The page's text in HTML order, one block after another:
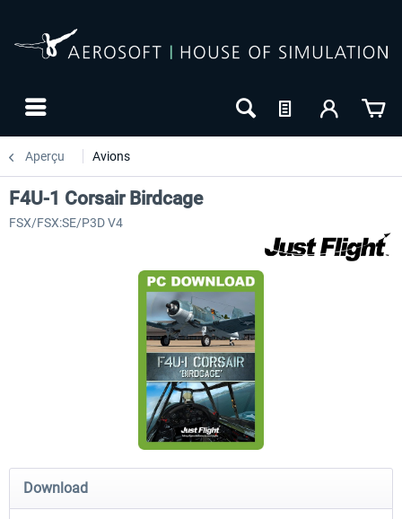
Aperçu Avions
Airbus Bundle iFly Jets-The 737NG for
F4U-1 Corsair Birdcage
FSX/FSX:SE/P3D V4
Download